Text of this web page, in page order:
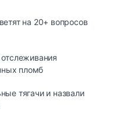
на 20+ вопросов
пломб
тягачи и назвали